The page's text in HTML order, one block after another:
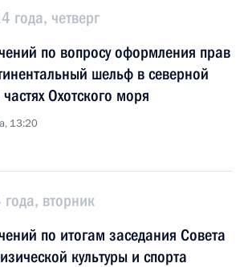
года, четверг
по вопросу оформления прав
шельф в северной
Охотского моря
13:20
вторник
по итогам заседания Совета
культуры и спорта